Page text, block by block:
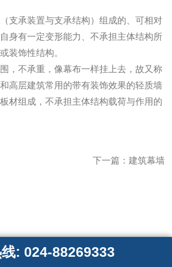
支承装置与支承结构）组成的、可相对
身有一定变形能力、不承担主体结构所
装饰性结构。
，不承重，像幕布一样挂上去，故又称
高层建筑常用的带有装饰效果的轻质墙
材组成，不承担主体结构载荷与作用的
下一篇： 建筑幕墙
: 024-88269333